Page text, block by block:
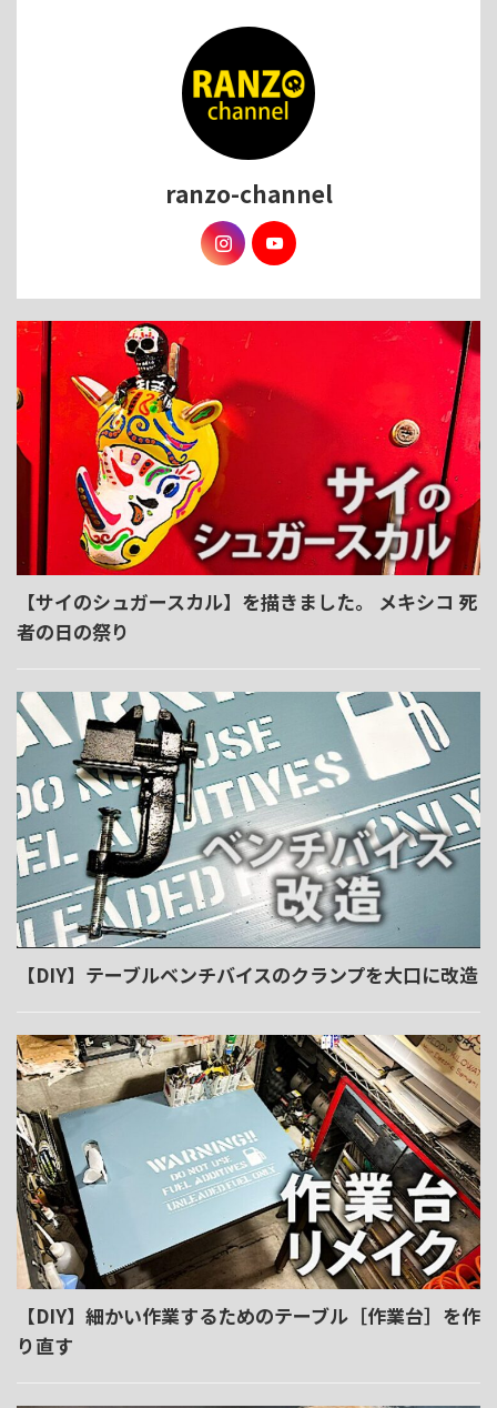
ranzo-channel
【サイのシュガースカル】を描きました。 メキシコ 死
者の日の祭り
【DIY】テーブルベンチバイスのクランプを大口に改造
【DIY】細かい作業するためのテーブル［作業台］を作
り直す